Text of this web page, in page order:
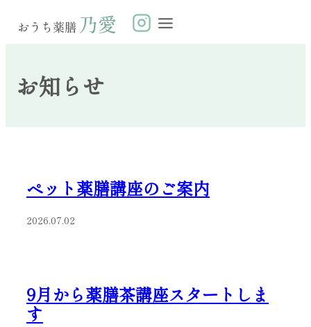
お知らせ
ペット薬膳講座のご案内
2026.07.02
9月から薬膳茶講座スタートしま
す